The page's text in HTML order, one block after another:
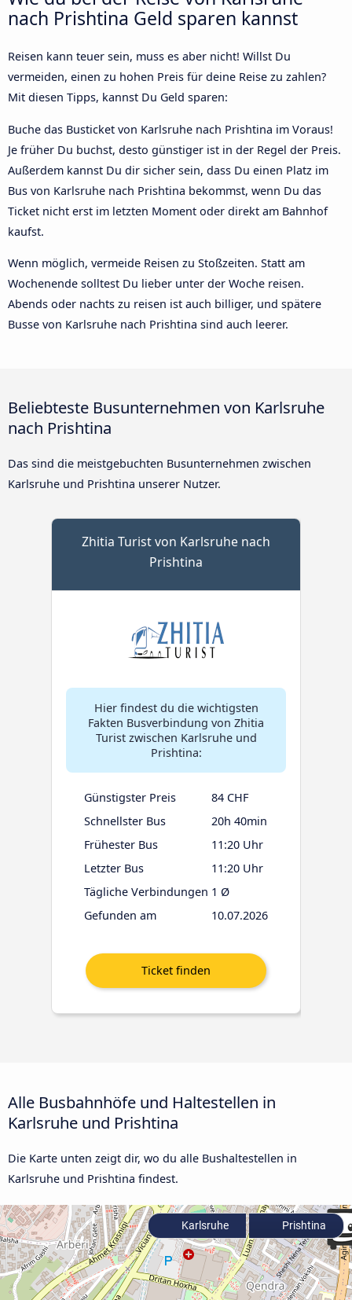
nach Prishtina Geld sparen kannst
Reisen kann teuer sein, muss es aber nicht! Willst Du
vermeiden, einen zu hohen Preis für deine Reise zu zahlen?
Mit diesen Tipps, kannst Du Geld sparen:
Buche das Busticket von Karlsruhe nach Prishtina im Voraus!
Je früher Du buchst, desto günstiger ist in der Regel der Preis.
Außerdem kannst Du dir sicher sein, dass Du einen Platz im
Bus von Karlsruhe nach Prishtina bekommst, wenn Du das
Ticket nicht erst im letzten Moment oder direkt am Bahnhof
kaufst.
Wenn möglich, vermeide Reisen zu Stoßzeiten. Statt am
Wochenende solltest Du lieber unter der Woche reisen.
Abends oder nachts zu reisen ist auch billiger, und spätere
Busse von Karlsruhe nach Prishtina sind auch leerer.
Beliebteste Busunternehmen von Karlsruhe
nach Prishtina
Das sind die meistgebuchten Busunternehmen zwischen
Karlsruhe und Prishtina unserer Nutzer.
Zhitia Turist von Karlsruhe nach
Prishtina
Hier findest du die wichtigsten
Fakten Busverbindung von Zhitia
Turist zwischen Karlsruhe und
Prishtina:
Günstigster Preis
84 CHF
Schnellster Bus
20h 40min
Frühester Bus
11:20 Uhr
Letzter Bus
11:20 Uhr
Tägliche Verbindungen 1 Ø
Gefunden am
10.07.2026
Alle Busbahnhöfe und Haltestellen in
Karlsruhe und Prishtina
Die Karte unten zeigt dir, wo du alle Bushaltestellen in
Karlsruhe und Prishtina findest.
Karlsruhe Prishtina